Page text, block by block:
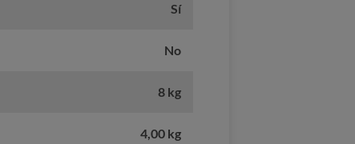
Sí
No
8 kg
4,00 kg